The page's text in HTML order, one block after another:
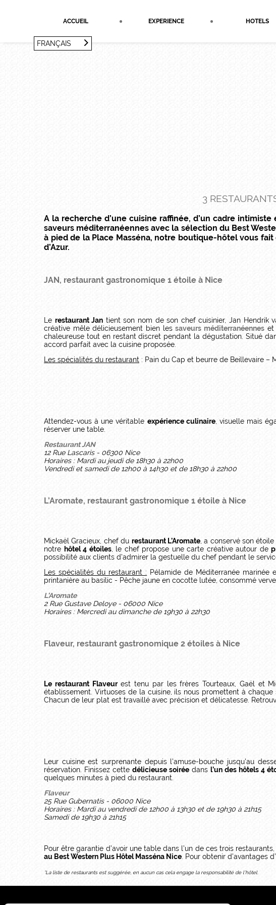
ACCUEIL EXPERIENCE HOTELS
FRANÇAIS
3
A la recherche d’une cuisine raffinée, d’un cadre
saveurs méditerranéennes avec la sélection du Best
à pied de la Place Masséna, notre boutique-hôtel vous
d’Azur.
JAN, restaurant gastronomique 1 étoile à Nice
Le restaurant Jan tient son nom de son chef cuisinier, Jan Hendrik
créative mêle délicieusement bien lessaveurs méditerranéennes et
chaleureuse tout en restant discret pendant la dégustation. Situé
accord parfait avec la cuisine proposée.
Les spécialités du restaurant : Pain du Cap et beurre de Beillevaire –
Attendez-vous à une véritable expérience culinaire, visuelle mais
réserver une table.
Restaurant JAN
12 Rue Lascaris - 06300 Nice
Horaires : Mardi au jeudi de 18h30 à 22h00
Vendredi et samedi de 12h00 à 14h30 et de 18h30 à 22h00
L’Aromate, restaurant gastronomique 1 étoile à Nice
Mickaël Gracieux, chef du restaurant L’Aromate, a conservé son
notre hôtel 4 étoiles, le chef propose une carte créative autour de
possibilité aux clients d’admirer la gestuelle du chef pendant le
Les spécialités du restaurant : Pélamide de Méditerranée
printanière au basilic - Pêche jaune en cocotte lutée, consommé
L’Aromate
2 Rue Gustave Deloye - 06000 Nice
Horaires : Mercredi au dimanche de 19h30 à 22h30
Flaveur, restaurant gastronomique 2 étoiles à Nice
Le restaurant Flaveurest tenu par les frères Tourteaux, Gaël et
établissement. Virtuoses de la cuisine, ils nous promettent à
Chacun de leur plat est travaillé avec précision et délicatesse.
Leur cuisine est surprenante depuis l’amuse-bouche jusqu’au
réservation. Finissez cette délicieuse soirée dans l’un des hôtels 4
quelques minutes à pied du restaurant.
Flaveur
25 Rue Gubernatis - 06000 Nice
Horaires : Mardi au vendredi de 12h00 à 13h30 et de 19h30 à 21h15
Samedi de 19h30 à 21h15
Pour être garantie d’avoir une table dans l’un de ces trois
au Best Western Plus Hôtel Masséna Nice . Pour obtenir d’avantages
*La liste de restaurants est suggérée, en aucun cas cela engage la responsabilité de l’hôtel.